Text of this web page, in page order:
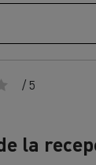
/ 5
la